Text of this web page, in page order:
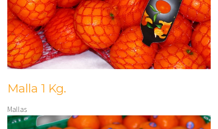
Malla 1 Kg.
Mallas